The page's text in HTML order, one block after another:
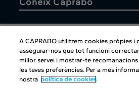
Atenció al
A CAPRABO utilitzem cookies pròpies i
assegurar-nos que tot funcioni
millor servei i mostrar-te recomanacions
les teves preferències. Per a més
nostra política de cookies